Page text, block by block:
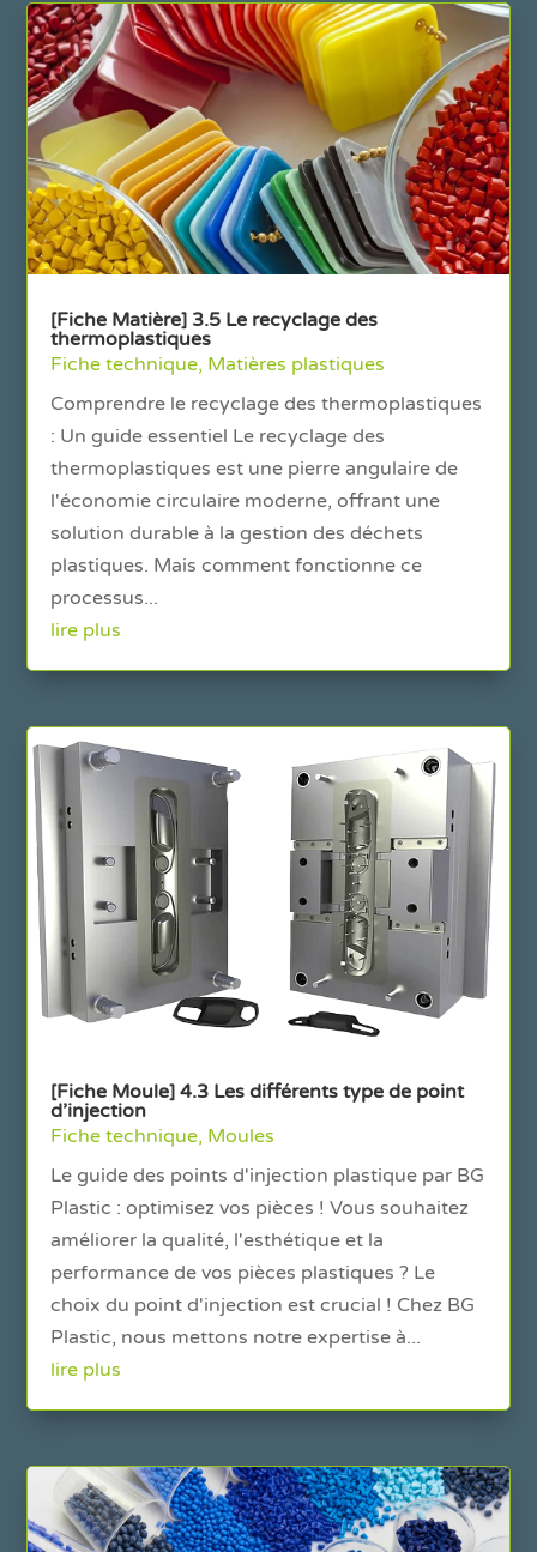
[Fiche Matière] 3.5 Le recyclage des
thermoplastiques
Fiche technique, Matières plastiques
Comprendre le recyclage des thermoplastiques
: Un guide essentiel Le recyclage des
thermoplastiques est une pierre angulaire de
l'économie circulaire moderne, offrant une
solution durable à la gestion des déchets
plastiques. Mais comment fonctionne ce
processus...
lire plus
[Fiche Moule] 4.3 Les différents type de point
d’injection
Fiche technique, Moules
Le guide des points d'injection plastique par BG
Plastic : optimisez vos pièces ! Vous souhaitez
améliorer la qualité, l'esthétique et la
performance de vos pièces plastiques ? Le
choix du point d'injection est crucial ! Chez BG
Plastic, nous mettons notre expertise à...
lire plus